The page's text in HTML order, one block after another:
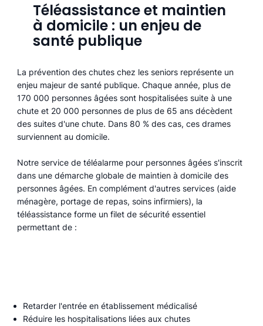
Téléassistance et maintien
à domicile : un enjeu de
santé publique
La prévention des chutes chez les seniors représente un
enjeu majeur de santé publique. Chaque année, plus de
170 000 personnes âgées sont hospitalisées suite à une
chute et 20 000 personnes de plus de 65 ans décèdent
des suites d'une chute. Dans 80 % des cas, ces drames
surviennent au domicile.
Notre service de téléalarme pour personnes âgées s'inscrit
dans une démarche globale de maintien à domicile des
personnes âgées. En complément d'autres services (aide
ménagère, portage de repas, soins infirmiers), la
téléassistance forme un filet de sécurité essentiel
permettant de :
Retarder l'entrée en établissement médicalisé
Réduire les hospitalisations liées aux chutes